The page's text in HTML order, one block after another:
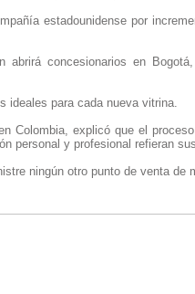
estadounidense por
concesionarios en
ideales para cada nueva vitrina.
Colombia, explicó que el
personal y profesional refieran
ningún otro punto de venta